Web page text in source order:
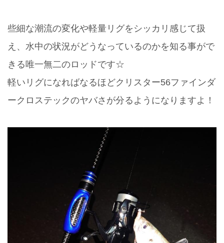
些細な潮流の変化や軽量リグをシッカリ感じて扱
え、水中の状況がどうなっているのかを知る事がで
きる唯一無二のロッドです☆
軽いリグになればなるほどクリスター56ファインダ
ークロステックのヤバさが分るようになりますよ！